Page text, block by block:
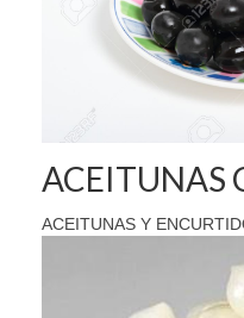
ACEITUNAS
ACEITUNAS Y